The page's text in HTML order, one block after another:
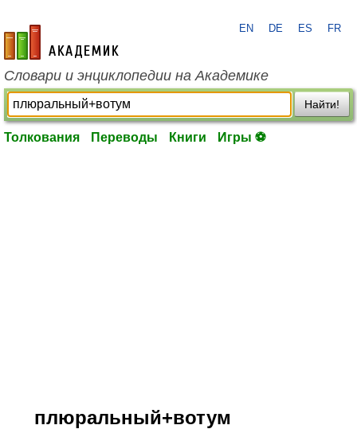
academic.ru
EN DE ES FR
Словари и энциклопедии на Академике
Найти!
Толкования Переводы Книги Игры ⚽
плюральный+вотум